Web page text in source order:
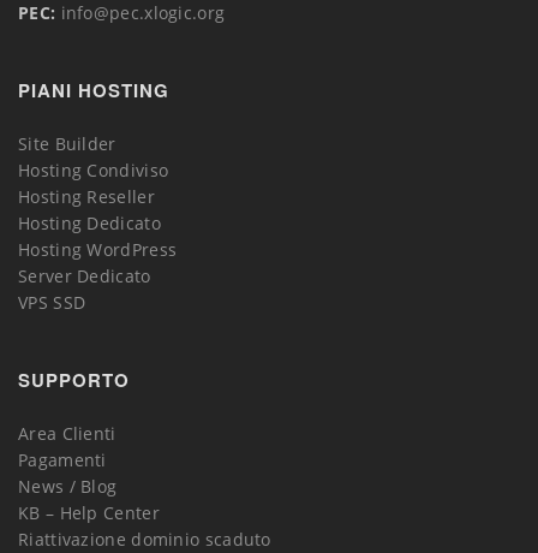
PEC: info@pec.xlogic.org
PIANI HOSTING
Site Builder
Hosting Condiviso
Hosting Reseller
Hosting Dedicato
Hosting WordPress
Server Dedicato
VPS SSD
SUPPORTO
Area Clienti
Pagamenti
News / Blog
KB – Help Center
Riattivazione dominio scaduto